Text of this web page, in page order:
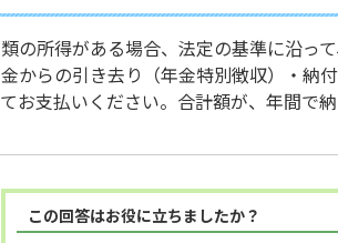
の所得がある場合、法定の基準に沿っ
からの引き去り（年金特別徴収）・納
お支払いください。合計額が、年間で
この回答はお役に立ちましたか？